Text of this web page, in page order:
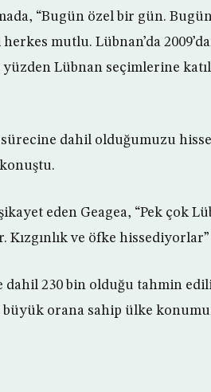
“Bugün özel bir gün.
mutlu. Lübnan’da
yüzden Lübnan seçimlerine
sürecine dahil olduğumuzu
eden Geagea, “Pek çok
ve öfke hissediyorlar”
230 bin olduğu tahmin
büyük orana sahip ülke